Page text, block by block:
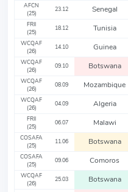
AFCN
(25)
23.12 Senegal
FRII
(25)
18.12 Tunisia
WCQAF
(26)
14.10 Guinea
WCQAF
(26)
09.10 Botswana
WCQAF
(26)
08.09 Mozambique
WCQAF
(26)
04.09 Algeria
FRII
(25)
06.07 Malawi
COSAFA
(25)
11.06 Botswana
COSAFA
(25)
09.06 Comoros
WCQAF
(26)
25.03 Botswana